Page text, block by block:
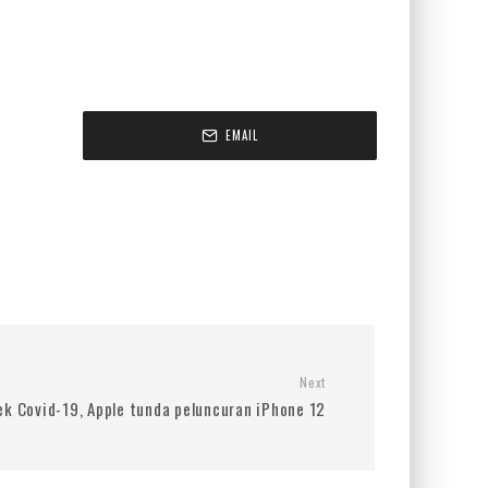
EMAIL
Next
Covid-19, Apple tunda peluncuran iPhone 12